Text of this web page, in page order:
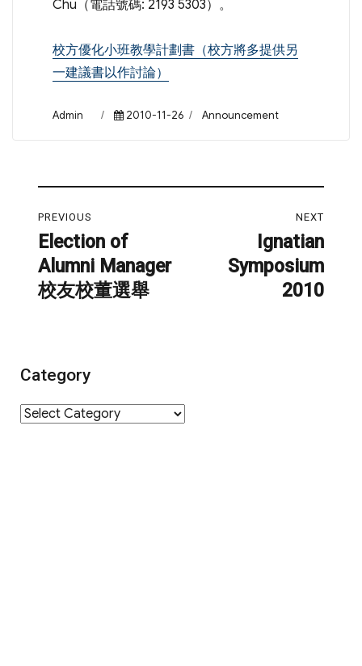
Chu（電話號碼: 2193 5303）。
校方優化小班教學計劃書（校方將多提供另
一建議書以作討論）
Author
Admin
Posted
2010-11-26 Categories
Announcement
navigation
PREVIOUS
Previous
post:
Election of
Alumni Manager
校友校董選舉
NEXT
Ignatian
Symposium
2010
Category
Category